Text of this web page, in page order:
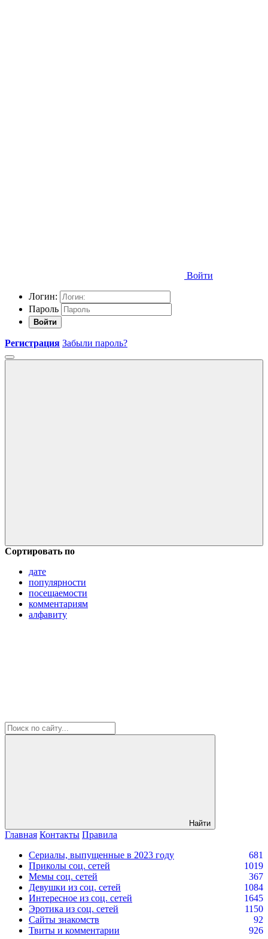
Войти
Логин:
Пароль
Войти
Регистрация Забыли пароль?
Сортировать по
дате
популярности
посещаемости
комментариям
алфавиту
Найти
Главная Контакты Правила
Сериалы, выпущенные в 2023 году
681
Приколы соц. сетей
1019
Мемы соц. сетей
367
Девушки из соц. сетей
1084
Интересное из соц. сетей
1645
Эротика из соц. сетей
1150
Сайты знакомств
92
Твиты и комментарии
926